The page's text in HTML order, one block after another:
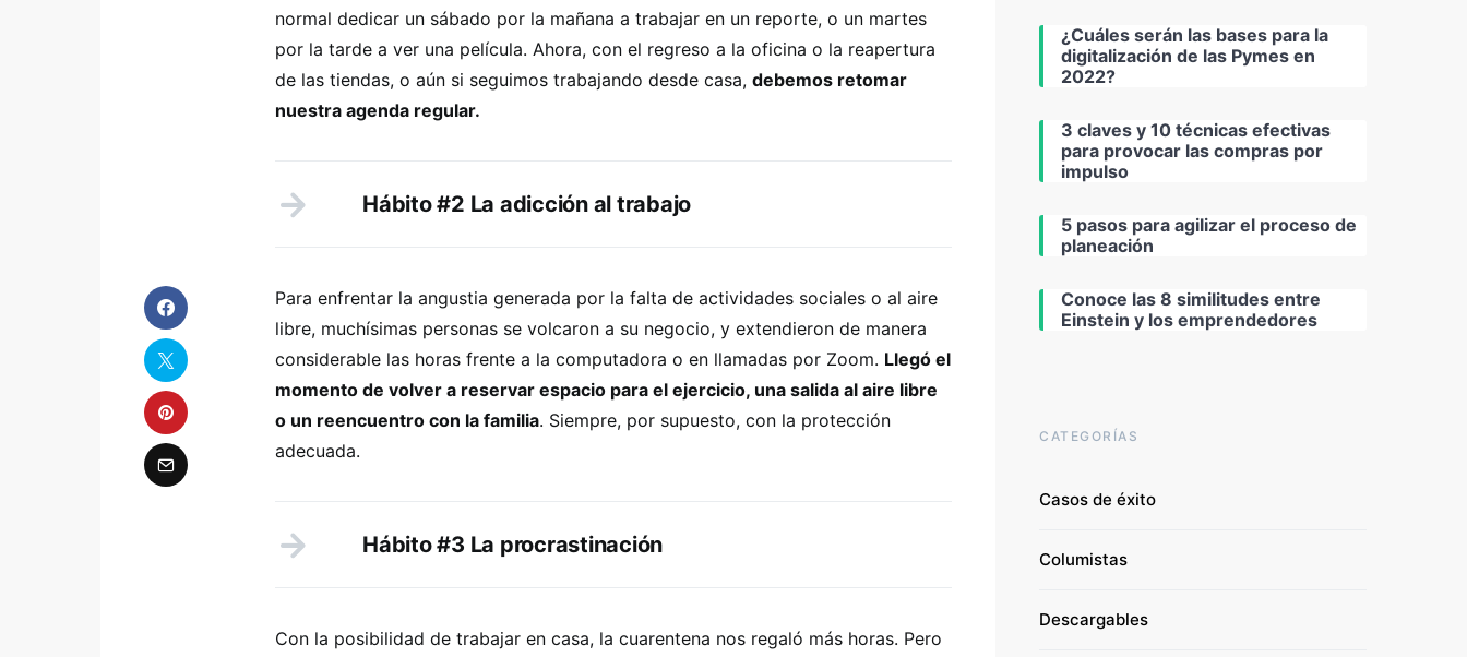
normal dedicar un sábado por la mañana a trabajar en un reporte, o un martes
por la tarde a ver una película. Ahora, con el regreso a la oficina o la reapertura
de las tiendas, o aún si seguimos trabajando desde casa, debemos retomar
nuestra agenda regular.
Hábito #2 La adicción al trabajo
Para enfrentar la angustia generada por la falta de actividades sociales o al aire
libre, muchísimas personas se volcaron a su negocio, y extendieron de manera
considerable las horas frente a la computadora o en llamadas por Zoom. Llegó el
momento de volver a reservar espacio para el ejercicio, una salida al aire libre
o un reencuentro con la familia. Siempre, por supuesto, con la protección
adecuada.
Hábito #3 La procrastinación
Con la posibilidad de trabajar en casa, la cuarentena nos regaló más horas. Pero
¿Cuáles serán las bases para la
digitalización de las Pymes en
2022?
3 claves y 10 técnicas efectivas
para provocar las compras por
impulso
5 pasos para agilizar el proceso de
planeación
Conoce las 8 similitudes entre
Einstein y los emprendedores
CATEGORÍAS
Casos de éxito
Columistas
Descargables